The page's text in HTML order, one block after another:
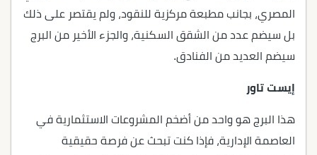
المصري، بجانب مطبعة مركزية للنقود، ولم يقتصر على ذلك
بل سيضم عدد من الشقق السكنية، والجزء الأخير من البرج
سيضم العديد من الفنادق.
إيست تاور
هذا البرج هو واحد من أضخم المشروعات الاستثمارية في
العاصمة الإدارية، فإذا كنت تبحث عن فرصة حقيقية